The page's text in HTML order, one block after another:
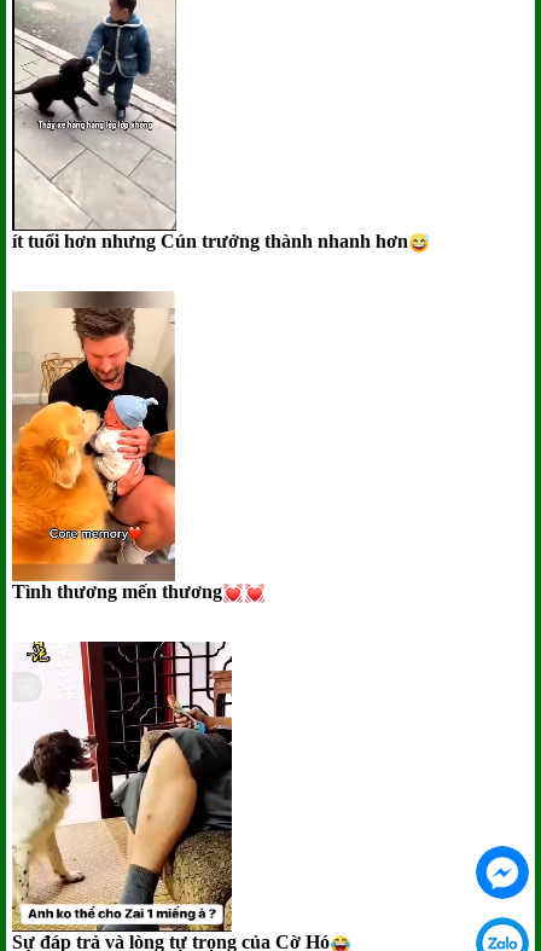
ít tuổi hơn nhưng Cún trưởng thành nhanh hơn
Tình thương mến thương
Sự đáp trả và lòng tự trọng của Cờ Hó